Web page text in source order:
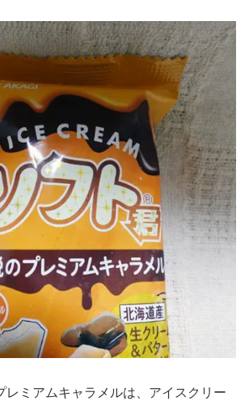
レミアムキャラメルは、アイスクリー